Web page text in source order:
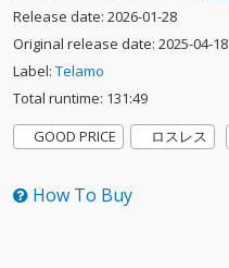
Release date: 2026-01-28
Original release date: 2025-04-18
Label: Telamo
Total runtime: 131:49
GOOD PRICE
ロスレス
How To Buy